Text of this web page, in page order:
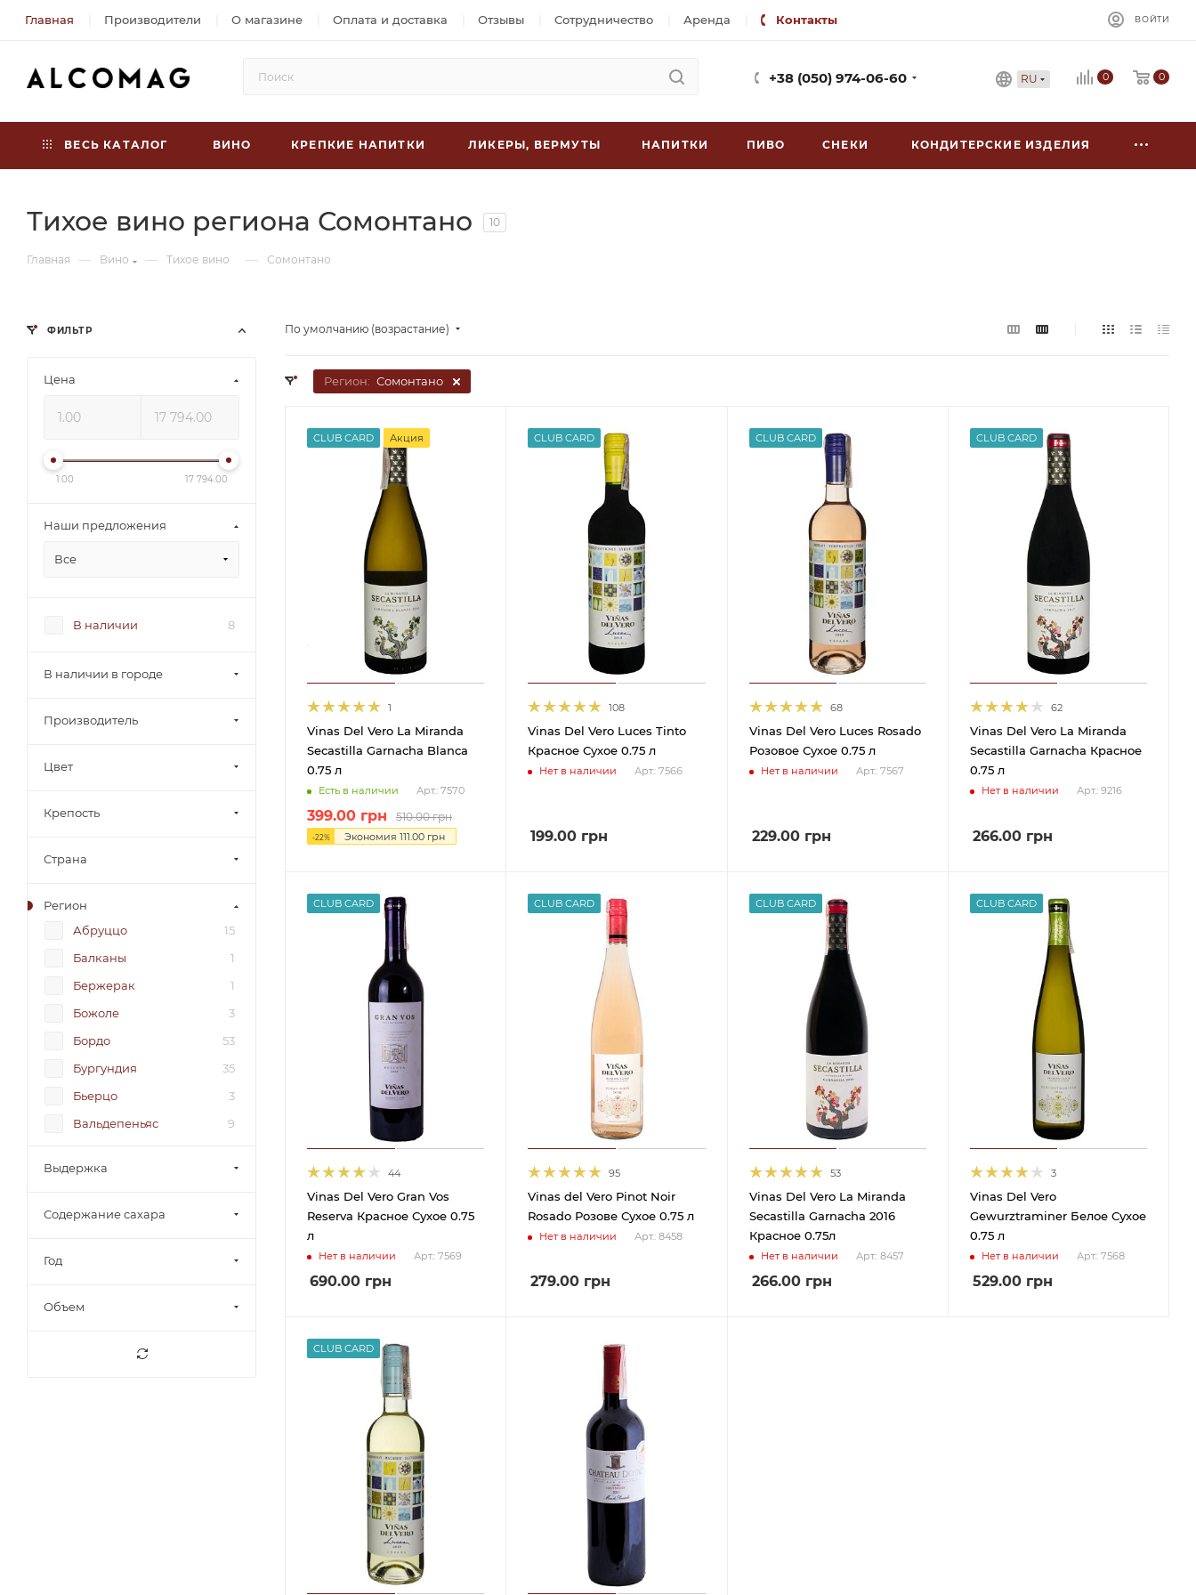
Главная Производители О магазине Оплата и доставка Отзывы Сотрудничество Аренда Контакты ВОЙТИ
+38 (050) 974-06-60 RU 0 0
ВЕСЬ КАТАЛОГ ВИНО КРЕПКИЕ НАПИТКИ ЛИКЕРЫ, ВЕРМУТЫ НАПИТКИ ПИВО СНЕКИ КОНДИТЕРСКИЕ ИЗДЕЛИЯ
Тихое вино региона Сомонтано 10
Главная — Вино — Тихое вино — Сомонтано
По умолчанию (возрастание)
Регион: Сомонтано
CLUB CARD Акция
1
Vinas Del Vero La Miranda
Secastilla Garnacha Blanca
0.75 л
Есть в наличии Арт.: 7570
399.00 грн 510.00грн
-22% Экономия 111.00 грн
CLUB CARD
108
Vinas Del Vero Luces Tinto
Красное Сухое 0.75 л
Нет в наличии Арт.: 7566
199.00 грн
CLUB CARD
68
Vinas Del Vero Luces Rosado
Розовое Сухое 0.75 л
Нет в наличии Арт.: 7567
229.00грн
CLUB CARD
62
Vinas Del Vero La Miranda
Secastilla Garnacha Красное
0.75 л
Нет в наличии Арт.: 9216
266.00грн
CLUB CARD
44
Vinas Del Vero Gran Vos
Reserva Красное Сухое 0.75
л
Нет в наличии Арт.: 7569
690.00 грн
CLUB CARD
95
Vinas del Vero Pinot Noir
Rosado Розове Сухое 0.75 л
Нет в наличии Арт.: 8458
279.00 грн
CLUB CARD
53
Vinas Del Vero La Miranda
Secastilla Garnacha 2016
Красное 0.75л
Нет в наличии Арт.: 8457
266.00грн
CLUB CARD
3
Vinas Del Vero
Gewurztraminer Белое Сухое
0.75 л
Нет в наличии Арт.: 7568
529.00грн
CLUB CARD
ФИЛЬТР
Цена
1.00 17 794.00
Наши предложения
Все
В наличии 8
В наличии в городе
Производитель
Цвет
Крепость
Страна
Регион
Абруццо
15
Балканы
1
Бержерак
1
Божоле
3
Бордо
53
Бургундия
35
Бьерцо
3
Вальдепеньяс
9
Вестерн Кейп
3
Выдержка
Содержание сахара
Год
Объем